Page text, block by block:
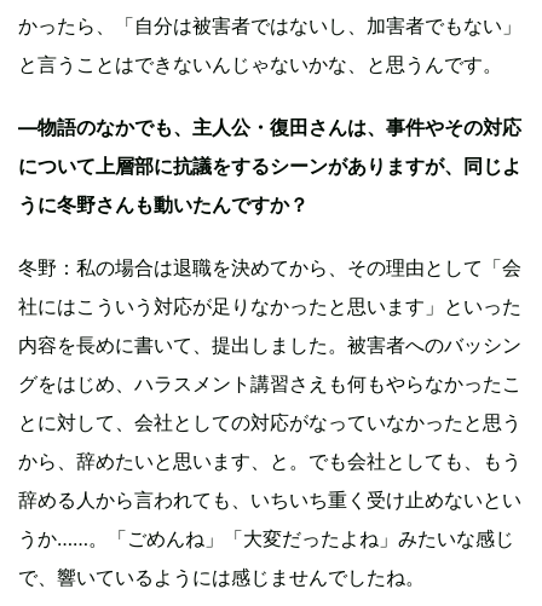
かったら、「自分は被害者ではないし、加害者でもない」
と言うことはできないんじゃないかな、と思うんです。
―物語のなかでも、主人公・復田さんは、事件やその対応
について上層部に抗議をするシーンがありますが、同じよ
うに冬野さんも動いたんですか？
冬野：私の場合は退職を決めてから、その理由として「会
社にはこういう対応が足りなかったと思います」といった
内容を長めに書いて、提出しました。被害者へのバッシン
グをはじめ、ハラスメント講習さえも何もやらなかったこ
とに対して、会社としての対応がなっていなかったと思う
から、辞めたいと思います、と。でも会社としても、もう
辞める人から言われても、いちいち重く受け止めないとい
うか……。「ごめんね」「大変だったよね」みたいな感じ
で、響いているようには感じませんでしたね。